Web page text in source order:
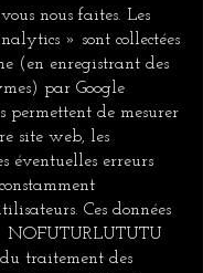
nous faites. Les
» sont collectées
(en enregistrant des
par Google
permettent de mesurer
site web, les
éventuelles erreurs
Ces données
NOFUTURLUTUTU
du traitement des